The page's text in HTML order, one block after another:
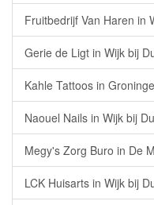
Fruitbedrijf Van Haren in
Gerie de Ligt in Wijk bij
Kahle Tattoos in
Naouel Nails in Wijk bij
Megy's Zorg Buro in De
LCK Huisarts in Wijk bij